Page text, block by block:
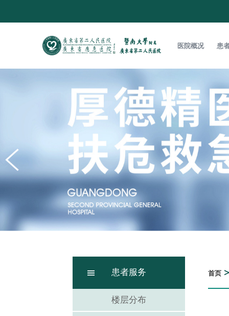
医院概况 患
患者服务
楼层分布
首页